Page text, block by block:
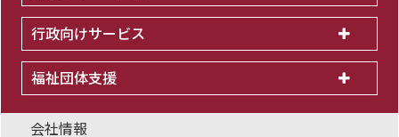
行政向けサービス
福祉団体支援
会社情報